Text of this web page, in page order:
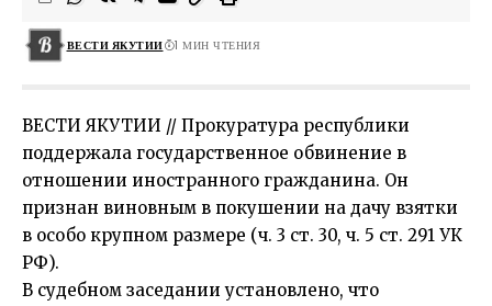
ВЕСТИ ЯКУТИИ 1 МИН ЧТЕНИЯ
ВЕСТИ ЯКУТИИ // Прокуратура республики
поддержала государственное обвинение в
отношении иностранного гражданина. Он
признан виновным в покушении на дачу взятки
в особо крупном размере (ч. 3 ст. 30, ч. 5 ст. 291 УК
РФ).
В судебном заседании установлено, что